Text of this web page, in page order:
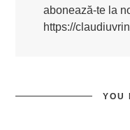
abonează-te la
https://
YOU